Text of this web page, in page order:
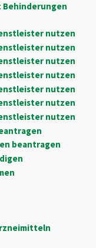
nutzen
nutzen
nutzen
nutzen
nutzen
nutzen
nutzen
beantragen